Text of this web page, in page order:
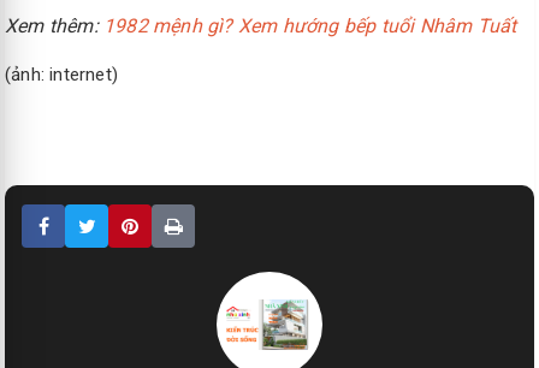
Xem thêm: 1982 mệnh gì? Xem hướng bếp tuổi Nhâm Tuất
(ảnh: internet)